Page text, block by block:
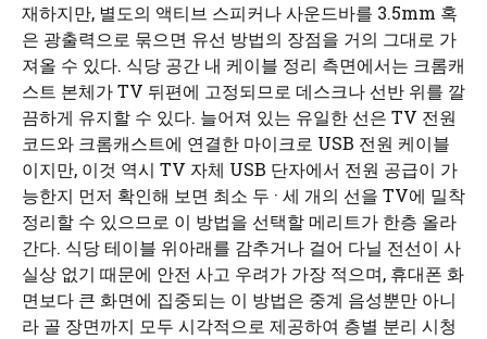
재하지만, 별도의 액티브 스피커나 사운드바를 3.5mm 혹
은 광출력으로 묶으면 유선 방법의 장점을 거의 그대로 가
져올 수 있다. 식당 공간 내 케이블 정리 측면에서는 크롬캐
스트 본체가 TV 뒤편에 고정되므로 데스크나 선반 위를 깔
끔하게 유지할 수 있다. 늘어져 있는 유일한 선은 TV 전원
코드와 크롬캐스트에 연결한 마이크로 USB 전원 케이블
이지만, 이것 역시 TV 자체 USB 단자에서 전원 공급이 가
능한지 먼저 확인해 보면 최소 두 · 세 개의 선을 TV에 밀착
정리할 수 있으므로 이 방법을 선택할 메리트가 한층 올라
간다. 식당 테이블 위아래를 감추거나 걸어 다닐 전선이 사
실상 없기 때문에 안전 사고 우려가 가장 적으며, 휴대폰 화
면보다 큰 화면에 집중되는 이 방법은 중계 음성뿐만 아니
라 골 장면까지 모두 시각적으로 제공하여 층별 분리 시청